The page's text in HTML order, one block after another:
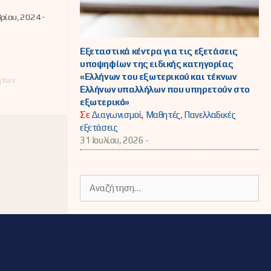
και την
2024 -
Εξεταστικά κέντρα για τις εξετάσεις
υποψηφίων της ειδικής κατηγορίας
«Ελλήνων του εξωτερικού και τέκνων
Ελλήνων υπαλλήλων που υπηρετούν στο
εξωτερικό»
ΣεΔιαγωνισμοί, Μαθητές, Πανελλαδικές
εξετάσεις
31 Ιουλίου, 2026 -
για: